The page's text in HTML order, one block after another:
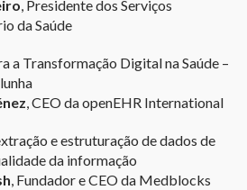
, Presidente dos Serviços
da Saúde
a Transformação Digital na Saúde –
, CEO da openEHR International
e estruturação de dados de
da informação
, Fundador e CEO da Medblocks